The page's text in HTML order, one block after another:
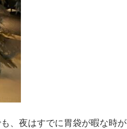
、夜はすでに胃袋が暇な時が